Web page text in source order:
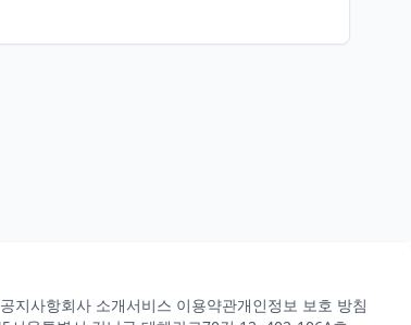
공지사항회사 소개서비스 이용약관개인정보 보호 방침